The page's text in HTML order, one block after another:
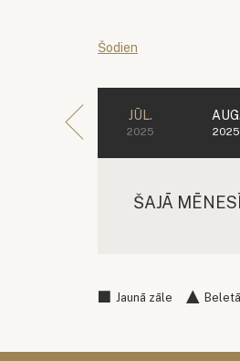
Šodien
JŪL.
2025
AUG.
2025
ŠAJĀ
Jaunā zāle